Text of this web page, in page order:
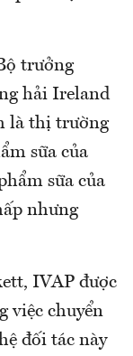
trưởng
hải Ireland
là thị trường
sữa của
sữa của
nhưng
IVAP được
việc chuyển
đối tác này